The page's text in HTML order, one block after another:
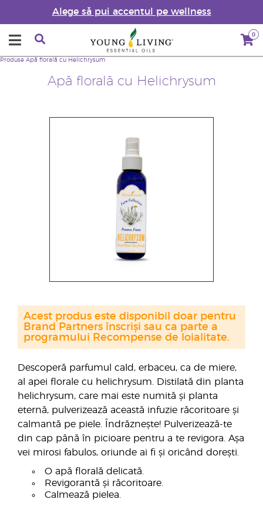
Alege să pui accentul pe wellness
0
Apă florală cu Helichrysum
Produse Apă florală cu Helichrysum
Descoperă parfumul cald, erbaceu, ca de miere,
al apei florale cu helichrysum. Distilată din planta
helichrysum, care mai este numită și planta
eternă, pulverizează această infuzie răcoritoare și
calmantă pe piele. Îndrăznește! Pulverizează-te
din cap până în picioare pentru a te revigora. Așa
vei mirosi fabulos, oriunde ai fi și oricând dorești.
O apă florală delicată.
Revigorantă și răcoritoare.
Calmează pielea.
Acest produs este disponibil doar pentru
Brand Partners înscriși sau ca parte a
programului Recompense de loialitate.